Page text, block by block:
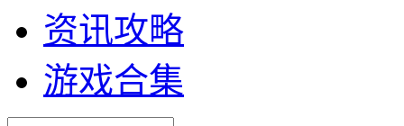
资讯攻略
游戏合集